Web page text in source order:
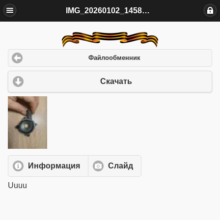
IMG_20260102_145859.jpg
Файлообменник
Скачать
Информация Слайд
Uuuu